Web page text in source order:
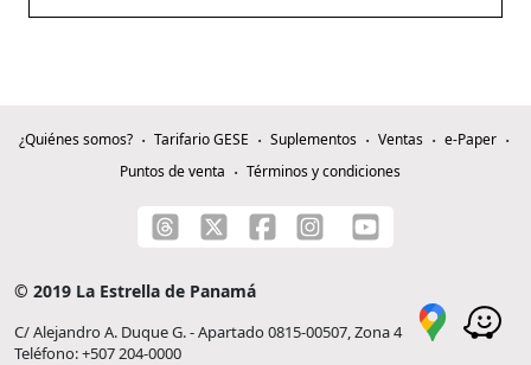
¿Quiénes somos? Tarifario GESE Suplementos Ventas
e-Paper
Puntos de venta
Términos y condiciones
© 2019 La Estrella de Panamá
C/ Alejandro A. Duque G. - Apartado 0815-00507, Zona 4
Teléfono: +507 204-0000